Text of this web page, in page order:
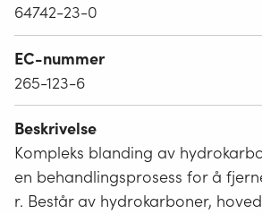
64742-23-0
EC-nummer
265-123-6
Beskrivelse
Kompleks blanding av
en behandlingsprosess for å
r. Består av hydrokarboner,